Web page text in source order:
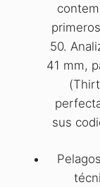
50.
41 mm,
sus